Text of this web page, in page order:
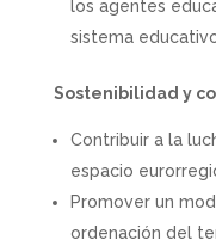
los agentes
sistema
Sostenibilidad y
Contribuir a la
espacio
Promover un
ordenación del